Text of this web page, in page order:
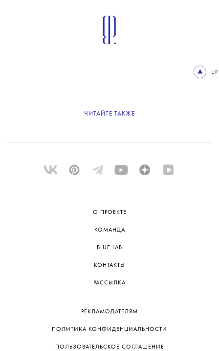
UP
ЧИТАЙТЕ ТАКЖЕ
О ПРОЕКТЕ
КОМАНДА
BLUE LAB
КОНТАКТЫ
РАССЫЛКА
РЕКЛАМОДАТЕЛЯМ
ПОЛИТИКА КОНФИДЕНЦИАЛЬНОСТИ
ПОЛЬЗОВАТЕЛЬСКОЕ СОГЛАШЕНИЕ